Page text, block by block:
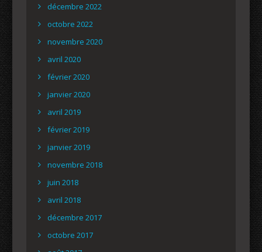
décembre 2022
octobre 2022
novembre 2020
avril 2020
février 2020
janvier 2020
avril 2019
février 2019
janvier 2019
novembre 2018
juin 2018
avril 2018
décembre 2017
octobre 2017